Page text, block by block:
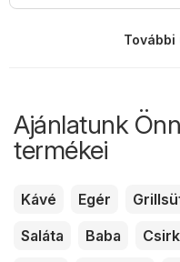
További
Ajánlatunk
termékei
Kávé Egér
Saláta
Baba